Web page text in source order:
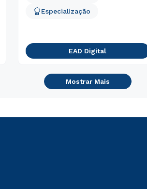
Especialização
EAD Digital
Mostrar Mais